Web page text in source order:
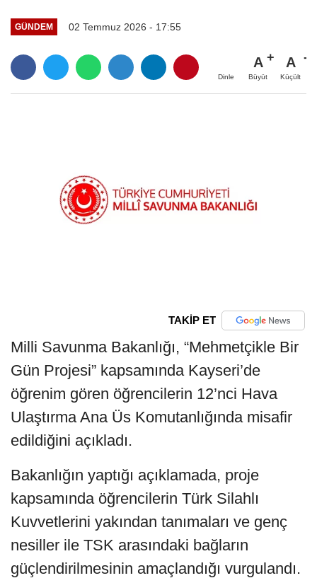
GÜNDEM 02 Temmuz 2026 - 17:55
Dinle
A
Büyüt
A
Küçült
TAKİP ET
Milli Savunma Bakanlığı, “Mehmetçikle Bir
Gün Projesi” kapsamında Kayseri’de
öğrenim gören öğrencilerin 12’nci Hava
Ulaştırma Ana Üs Komutanlığında misafir
edildiğini açıkladı.
Bakanlığın yaptığı açıklamada, proje
kapsamında öğrencilerin Türk Silahlı
Kuvvetlerini yakından tanımaları ve genç
nesiller ile TSK arasındaki bağların
güçlendirilmesinin amaçlandığı vurgulandı.